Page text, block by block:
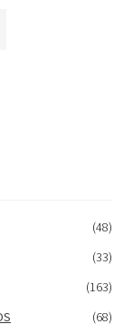
(48)
(33)
(163)
(68)